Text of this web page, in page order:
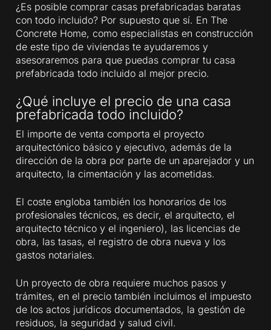
¿Es posible comprar casas prefabricadas baratas
con todo incluido? Por supuesto que sí. En The
Concrete Home, como especialistas en construcción
de este tipo de viviendas te ayudaremos y
asesoraremos para que puedas comprar tu casa
prefabricada todo incluido al mejor precio.
¿Qué incluye el precio de una casa
prefabricada todo incluido?
El importe de venta comporta el proyecto
arquitectónico básico y ejecutivo, además de la
dirección de la obra por parte de un aparejador y un
arquitecto, la cimentación y las acometidas.
El coste engloba también los honorarios de los
profesionales técnicos, es decir, el arquitecto, el
arquitecto técnico y el ingeniero), las licencias de
obra, las tasas, el registro de obra nueva y los
gastos notariales.
Un proyecto de obra requiere muchos pasos y
trámites, en el precio también incluimos el impuesto
de los actos jurídicos documentados, la gestión de
residuos, la seguridad y salud civil.